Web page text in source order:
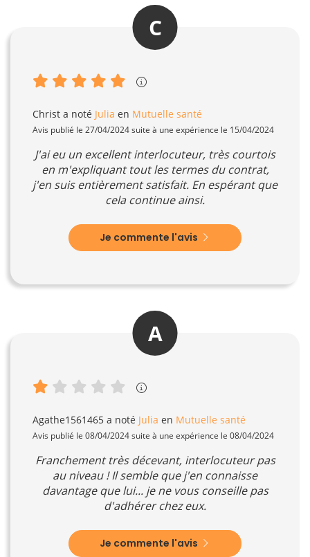
C
Christ a noté Julia en Mutuelle santé
Avis publié le 27/04/2024 suite à une expérience le 15/04/2024
J'ai eu un excellent interlocuteur, très courtois
en m'expliquant tout les termes du contrat,
j'en suis entièrement satisfait. En espérant que
cela continue ainsi.
Je commente l'avis
A
Agathe1561465 a noté Julia en Mutuelle santé
Avis publié le 08/04/2024 suite à une expérience le 08/04/2024
Franchement très décevant, interlocuteur pas
au niveau ! Il semble que j'en connaisse
davantage que lui... je ne vous conseille pas
d'adhérer chez eux.
Je commente l'avis